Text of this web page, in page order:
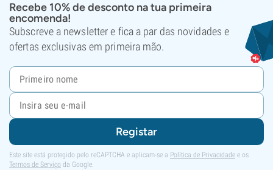
Recebe 10% de desconto na tua primeira
encomenda!
Subscreve a newsletter e fica a par das novidades e
ofertas exclusivas em primeira mão.
Registar
Este site está protegido pelo reCAPTCHA e aplicam-se a Política de Privacidade e os
Termos de Serviço da Google.